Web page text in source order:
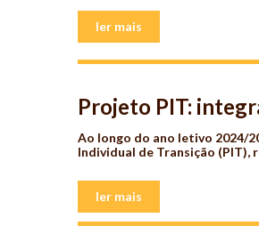
ler mais
Projeto PIT:
Ao longo do ano letivo 2024/
Individual de Transição (PIT),
ler mais